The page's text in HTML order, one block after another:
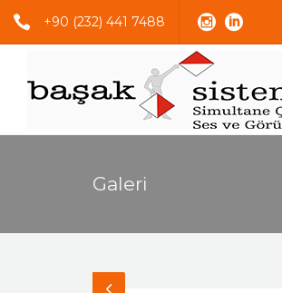
+90 (232) 441 7488
Galeri